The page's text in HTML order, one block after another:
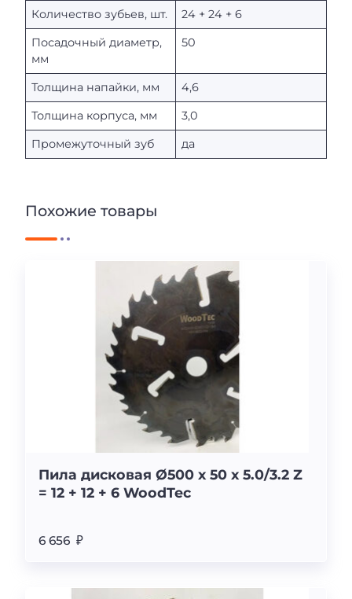
Количество зубьев, шт.
24 + 24 + 6
Посадочный диаметр,
мм
50
Толщина напайки, мм
4,6
Толщина корпуса, мм
3,0
Промежуточный зуб
да
Похожие товары
Пила дисковая Ø500 х 50 х 5.0/3.2 Z
= 12 + 12 + 6 WoodTec
6 656 ₽